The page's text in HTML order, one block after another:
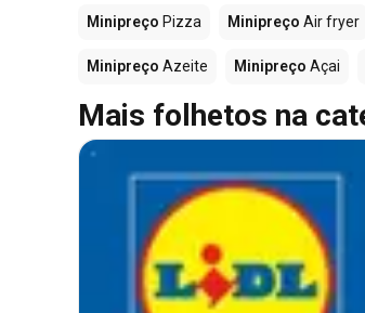
Minipreço Pizza Minipreço Air fryer
Minipreço Azeite Minipreço Açai
Mais folhetos na